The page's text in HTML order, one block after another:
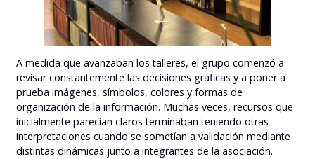
A medida que avanzaban los talleres, el grupo comenzó a
revisar constantemente las decisiones gráficas y a poner a
prueba imágenes, símbolos, colores y formas de
organización de la información. Muchas veces, recursos que
inicialmente parecían claros terminaban teniendo otras
interpretaciones cuando se sometían a validación mediante
distintas dinámicas junto a integrantes de la asociación.